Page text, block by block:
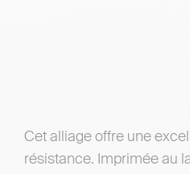
Cet alliage offre une
résistance. Imprimée au